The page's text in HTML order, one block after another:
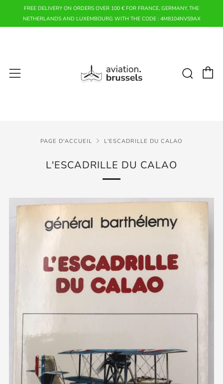
FREE DELIVERY ON ORDERS OVER 100 € FOR FRANCE, GERMANY, THE
NETHERLANDS AND LUXEMBOURG WITH THE CODE : 4M8104NVS9AX
Menu
PAGE D'ACCUEIL L'ESCADRILLE DU CALAO
L'ESCADRILLE DU CALAO